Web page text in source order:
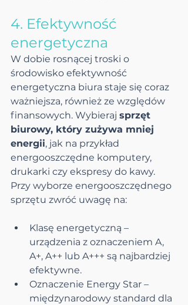
4. Efektywność
energetyczna
W dobie rosnącej troski o
środowisko efektywność
energetyczna biura staje się coraz
ważniejsza, również ze względów
finansowych. Wybieraj sprzęt
biurowy, który zużywa mniej
energii, jak na przykład
energooszczędne komputery,
drukarki czy ekspresy do kawy.
Przy wyborze energooszczędnego
sprzętu zwróć uwagę na:
Klasę energetyczną –
urządzenia z oznaczeniem A,
A+, A++ lub A+++ są najbardziej
efektywne.
Oznaczenie Energy Star –
międzynarodowy standard dla